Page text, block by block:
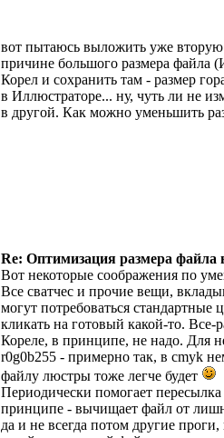
вот пытаюсь выложить уже
причине большого размера файла
Корел и сохранить там - размер
в Иллюстраторе... ну, чуть ли не
в другой. Как можно уменьшить
Re: Оптимизация размера файла
Вот некоторые соображения по
Все сватчес и прочие вещи,
могут потребоваться стандартные
кликать на готовый какой-то. Все-
Кореле, в принципе, не надо. Для
r0g0b255 - примерно так, в cmyk
файлу люстры тоже легче будет
Периодически помогает
принципе - вычищает файл от
да и не всегда потом другие